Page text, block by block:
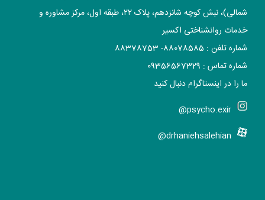
شمالی)، نبش کوچه شانزدهم، پلاک ۲۲، طبقه اول، مرکز مشاوره و
خدمات روانشناختی اکسیر
شماره تلفن : 88078585- 88378753
شماره تماس : 09356567329
ما را در اینستاگرام دنبال کنید
psycho.exir@
drhaniehsalehian@